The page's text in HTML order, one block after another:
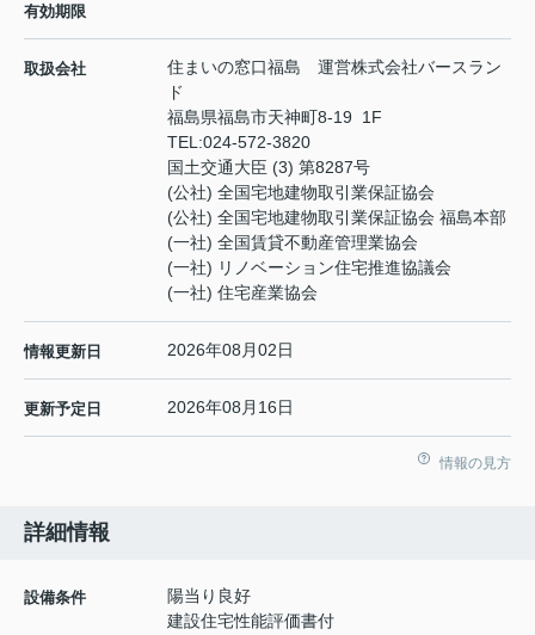
有効期限
取扱会社
住まいの窓口福島 運営株式会社バースラン
ド
福島県福島市天神町8-19 1F
TEL:024-572-3820
国土交通大臣 (3) 第8287号
(公社) 全国宅地建物取引業保証協会
(公社) 全国宅地建物取引業保証協会 福島本部
(一社) 全国賃貸不動産管理業協会
(一社) リノベーション住宅推進協議会
(一社) 住宅産業協会
情報更新日 2026年08月02日
更新予定日 2026年08月16日
情報の見方
詳細情報
設備条件
陽当り良好
建設住宅性能評価書付